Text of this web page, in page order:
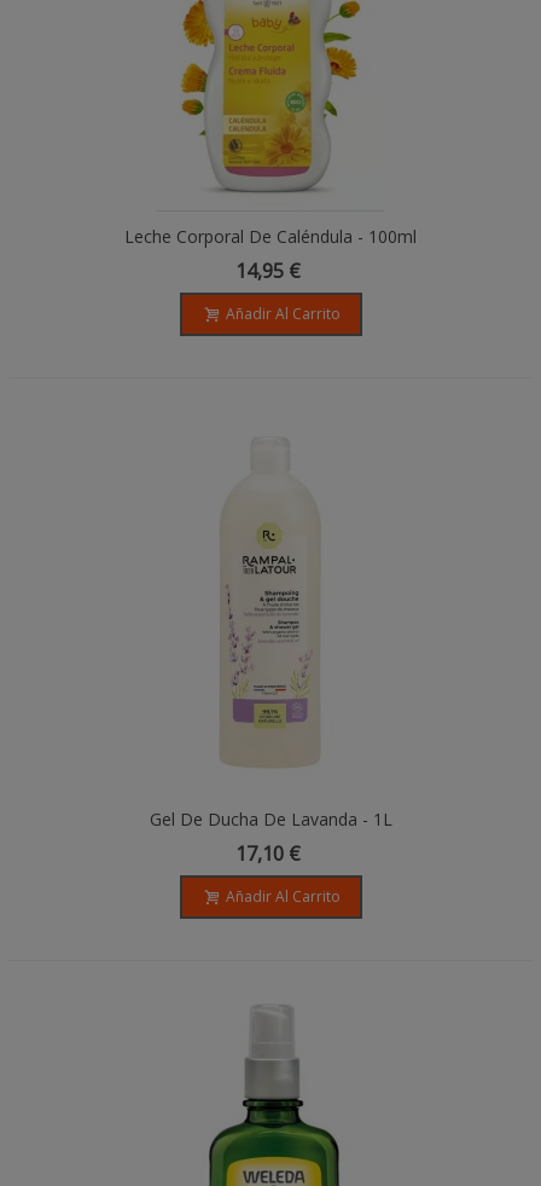
Leche Corporal De Caléndula - 100ml
14,95 €
Añadir Al Carrito
Gel De Ducha De Lavanda - 1L
17,10 €
Añadir Al Carrito